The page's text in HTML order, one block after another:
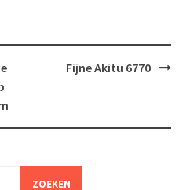
Fijne Akitu 6770
ZOEKEN